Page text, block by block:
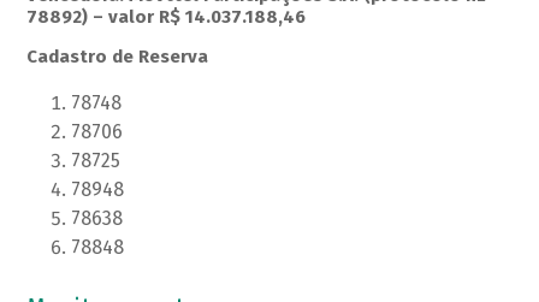
78892) – valor R$ 14.037.188,46
Cadastro de Reserva
78748
78706
78725
78948
78638
78848